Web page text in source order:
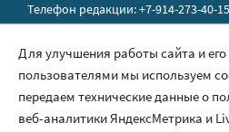
Телефон редакции: +7-914-273-40-15
Правила сайта
Политика обработки
Для улучшения работы сайта и
пользователями мы используем
передаем технические данные о
веб-аналитики ЯндексМетрика и